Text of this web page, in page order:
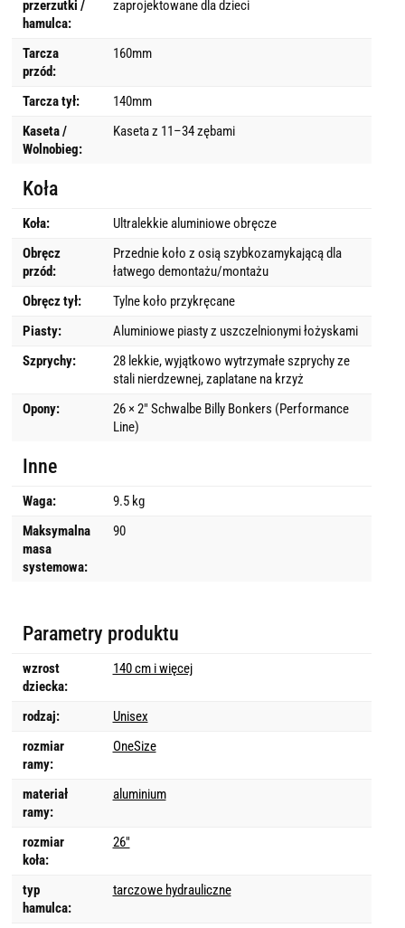
przerzutki /
hamulca:
zaprojektowane dla dzieci
Tarcza
przód:
160mm
Tarcza tył:
140mm
Kaseta /
Wolnobieg:
Kaseta z 11–34 zębami
Koła
Koła:
Ultralekkie aluminiowe obręcze
Obręcz
przód:
Przednie koło z osią szybkozamykającą dla
łatwego demontażu/montażu
Obręcz tył:
Tylne koło przykręcane
Piasty:
Aluminiowe piasty z uszczelnionymi łożyskami
Szprychy:
28 lekkie, wyjątkowo wytrzymałe szprychy ze
stali nierdzewnej, zaplatane na krzyż
Opony:
26 × 2" Schwalbe Billy Bonkers (Performance
Line)
Inne
Waga:
9.5 kg
Maksymalna
masa
systemowa:
90
Parametry produktu
wzrost
dziecka:
140 cm i więcej
rodzaj:
Unisex
rozmiar
ramy:
OneSize
materiał
ramy:
aluminium
rozmiar
koła:
26"
typ
hamulca:
tarczowe hydrauliczne